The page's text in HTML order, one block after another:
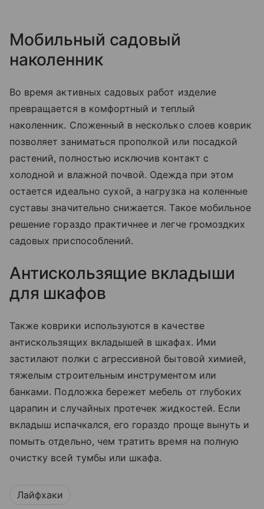
Мобильный садовый
наколенник
Во время активных садовых работ изделие
превращается в комфортный и теплый
наколенник. Сложенный в несколько слоев коврик
позволяет заниматься прополкой или посадкой
растений, полностью исключив контакт с
холодной и влажной почвой. Одежда при этом
остается идеально сухой, а нагрузка на коленные
суставы значительно снижается. Такое мобильное
решение гораздо практичнее и легче громоздких
садовых приспособлений.
Антискользящие вкладыши
для шкафов
Также коврики используются в качестве
антискользящих вкладышей в шкафах. Ими
застилают полки с агрессивной бытовой химией,
тяжелым строительным инструментом или
банками. Подложка бережет мебель от глубоких
царапин и случайных протечек жидкостей. Если
вкладыш испачкался, его гораздо проще вынуть и
помыть отдельно, чем тратить время на полную
очистку всей тумбы или шкафа.
Лайфхаки